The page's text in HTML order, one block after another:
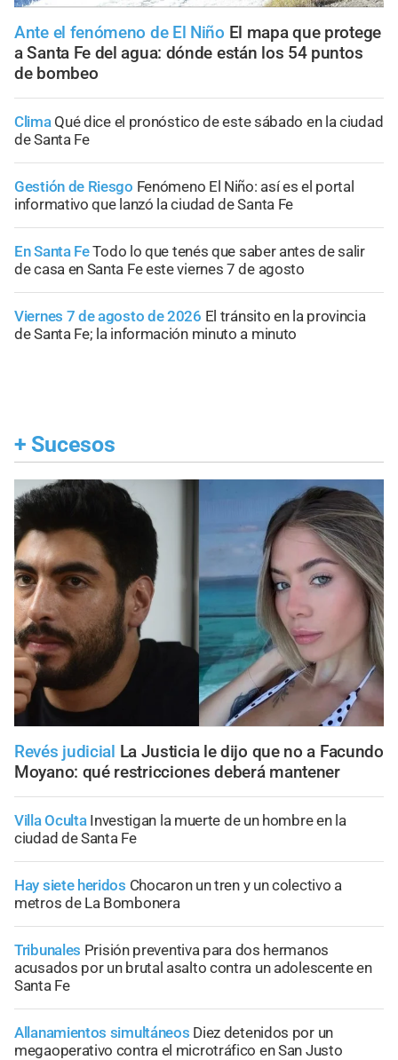
Ante el fenómeno de El Niño El mapa que protege
a Santa Fe del agua: dónde están los 54 puntos
de bombeo
Clima Qué dice el pronóstico de este sábado en la ciudad
de Santa Fe
Gestión de Riesgo Fenómeno El Niño: así es el portal
informativo que lanzó la ciudad de Santa Fe
En Santa FeTodo lo que tenés que saber antes de salir
de casa en Santa Fe este viernes 7 de agosto
Viernes 7 de agosto de 2026 El tránsito en la provincia
de Santa Fe; la información minuto a minuto
+ Sucesos
Revés judicial La Justicia le dijo que no a Facundo
Moyano: qué restricciones deberá mantener
Villa Oculta Investigan la muerte de un hombre en la
ciudad de Santa Fe
Hay siete heridos Chocaron un tren y un colectivo a
metros de La Bombonera
Tribunales Prisión preventiva para dos hermanos
acusados por un brutal asalto contra un adolescente en
Santa Fe
Allanamientos simultáneos Diez detenidos por un
megaoperativo contra el microtráfico en San Justo